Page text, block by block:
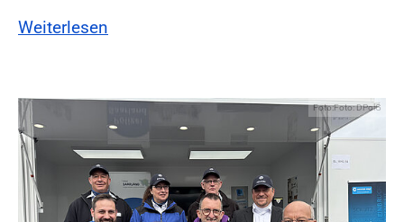
Weiterlesen
Foto:Foto: DPolG